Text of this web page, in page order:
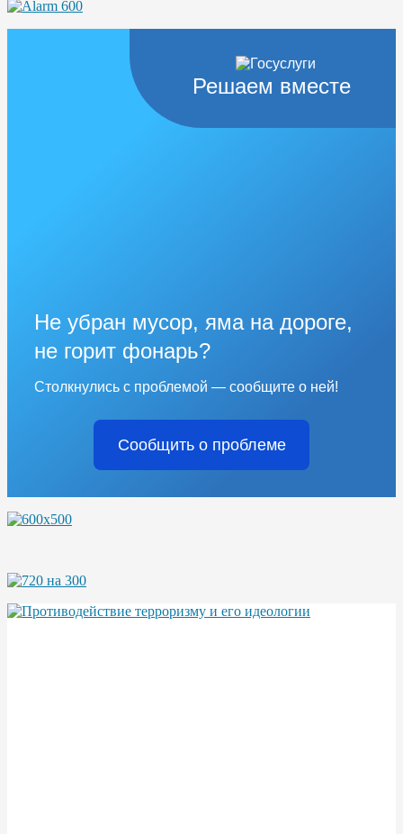
Решаем вместе
Не убран мусор, яма на дороге,
не горит фонарь?
Столкнулись с проблемой — сообщите о ней!
Сообщить о проблеме